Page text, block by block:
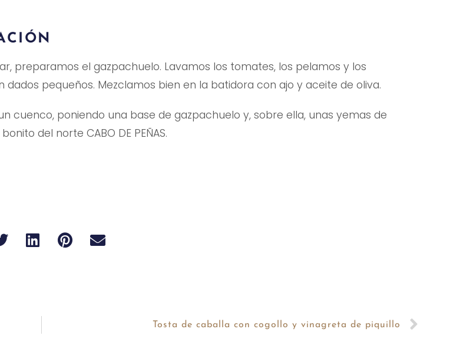
preparamos el gazpachuelo. Lavamos los tomates, los pelamos y los
dados pequeños. Mezclamos bien en la batidora con ajo y aceite de oliva.
cuenco, poniendo una base de gazpachuelo y, sobre ella, unas yemas de
del norte CABO DE PEÑAS.
Tosta de caballa con cogollo y vinagreta de piquillo